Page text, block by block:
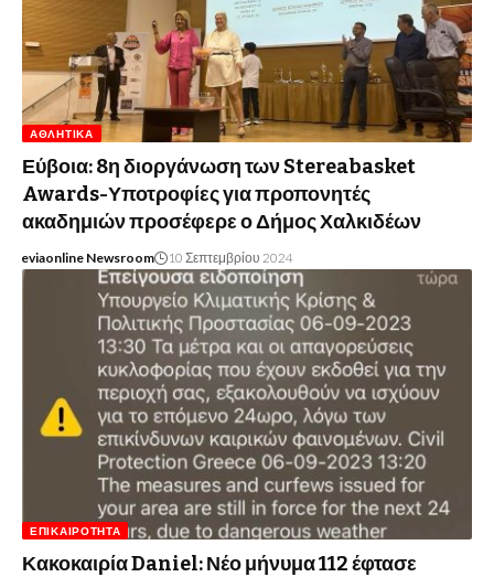
ΑΘΛΗΤΙΚΆ
Εύβοια: 8η διοργάνωση των Stereabasket
Awards-Υποτροφίες για προπονητές
ακαδημιών προσέφερε ο Δήμος Χαλκιδέων
eviaonline Newsroom 10 Σεπτεμβρίου 2024
ΕΠΙΚΑΙΡΌΤΗΤΑ
Κακοκαιρία Daniel: Νέο μήνυμα 112 έφτασε